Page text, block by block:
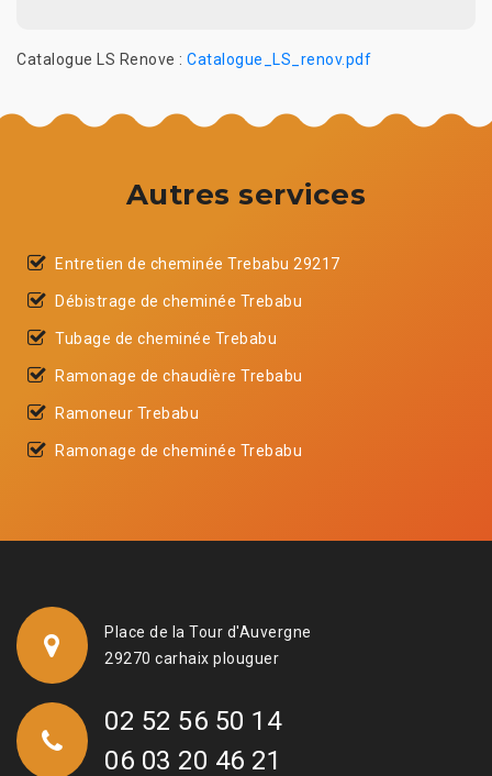
Catalogue LS Renove : Catalogue_LS_renov.pdf
Autres services
Entretien de cheminée Trebabu 29217
Débistrage de cheminée Trebabu
Tubage de cheminée Trebabu
Ramonage de chaudière Trebabu
Ramoneur Trebabu
Ramonage de cheminée Trebabu
Place de la Tour d'Auvergne
29270 carhaix plouguer
02 52 56 50 14
06 03 20 46 21